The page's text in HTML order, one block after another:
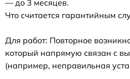
— до 3 месяцев.
Что считается гарантийным
Для работ: Повторное
который напрямую связан с
(например, неправильная